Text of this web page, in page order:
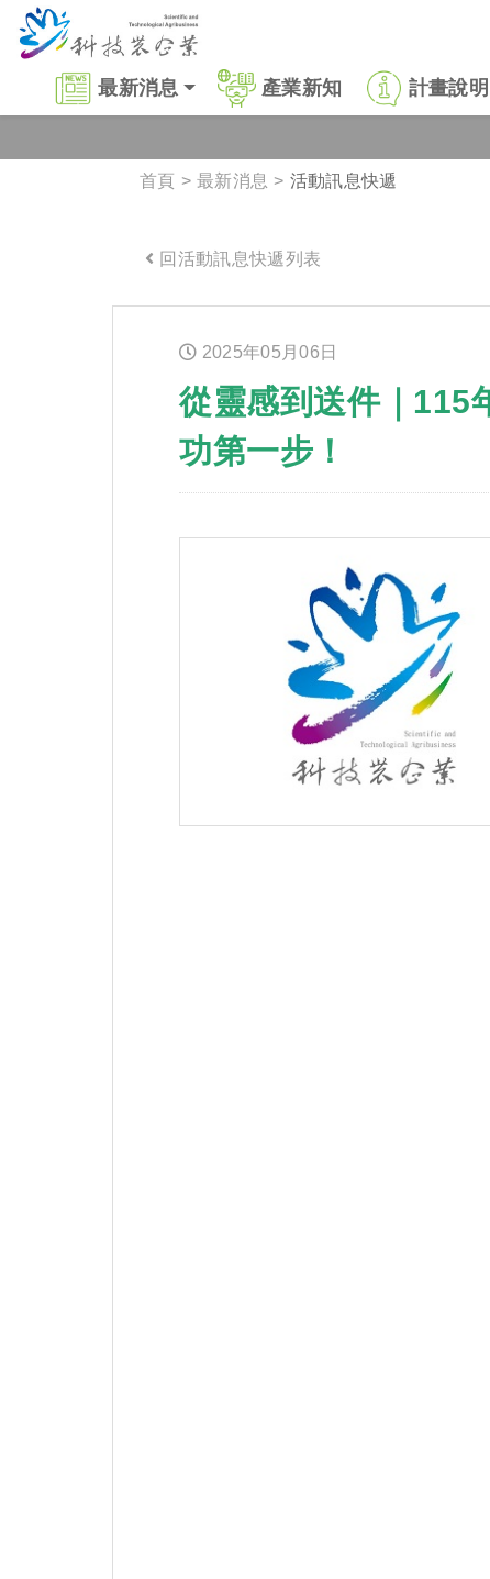
跳到主要內容區塊
最新消息 產業新知 計畫說明
首頁 最新消息 活動訊息快遞
回活動訊息快遞列表
2025年05 月06 日
從靈感到送件｜115
功第一步！